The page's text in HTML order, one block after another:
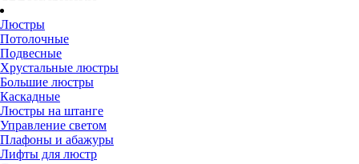
Люстры
Потолочные
Подвесные
Хрустальные люстры
Большие люстры
Каскадные
Люстры на штанге
Управление светом
Плафоны и абажуры
Лифты для люстр